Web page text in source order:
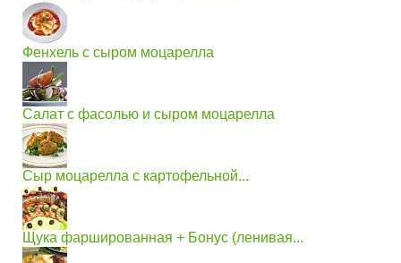
Фенхель с сыром моцарелла
Салат с фасолью и сыром моцарелла
Сыр моцарелла с картофельной...
Щука фаршированная + Бонус (ленивая...